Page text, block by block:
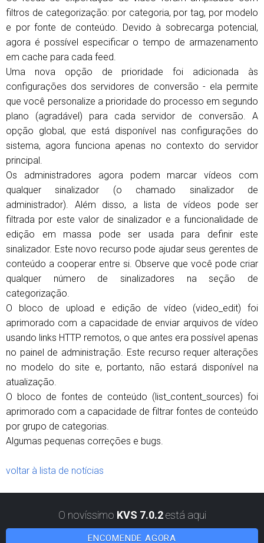
filtros de categorização: por categoria, por tag, por modelo
e por fonte de conteúdo. Devido à sobrecarga potencial,
agora é possível especificar o tempo de armazenamento
em cache para cada feed.
Uma nova opção de prioridade foi adicionada às
configurações dos servidores de conversão - ela permite
que você personalize a prioridade do processo em segundo
plano (agradável) para cada servidor de conversão. A
opção global, que está disponível nas configurações do
sistema, agora funciona apenas no contexto do servidor
principal.
Os administradores agora podem marcar vídeos com
qualquer sinalizador (o chamado sinalizador de
administrador). Além disso, a lista de vídeos pode ser
filtrada por este valor de sinalizador e a funcionalidade de
edição em massa pode ser usada para definir este
sinalizador. Este novo recurso pode ajudar seus gerentes de
conteúdo a cooperar entre si. Observe que você pode criar
qualquer número de sinalizadores na seção de
categorização.
O bloco de upload e edição de vídeo (video_edit) foi
aprimorado com a capacidade de enviar arquivos de vídeo
usando links HTTP remotos, o que antes era possível apenas
no painel de administração. Este recurso requer alterações
no modelo do site e, portanto, não estará disponível na
atualização.
O bloco de fontes de conteúdo (list_content_sources) foi
aprimorado com a capacidade de filtrar fontes de conteúdo
por grupo de categorias.
Algumas pequenas correções e bugs.
voltar à lista de notícias
O novíssimo KVS 7.0.2está aqui
ENCOMENDE AGORA